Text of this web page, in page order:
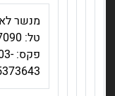
טל: 03-6887090
פקס: 03-
5373643.